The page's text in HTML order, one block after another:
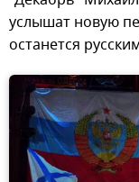
услышат новую
останется